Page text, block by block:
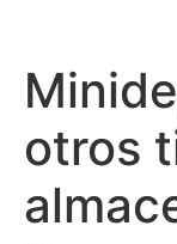
otros